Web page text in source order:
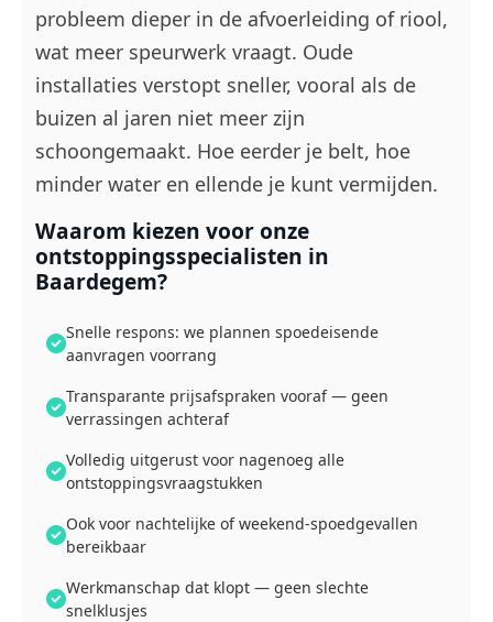
probleem dieper in de afvoerleiding of riool,
wat meer speurwerk vraagt. Oude
installaties verstopt sneller, vooral als de
buizen al jaren niet meer zijn
schoongemaakt. Hoe eerder je belt, hoe
minder water en ellende je kunt vermijden.
Waarom kiezen voor onze
ontstoppingsspecialisten in
Baardegem?
Snelle respons: we plannen spoedeisende
aanvragen voorrang
Transparante prijsafspraken vooraf — geen
verrassingen achteraf
Volledig uitgerust voor nagenoeg alle
ontstoppingsvraagstukken
Ook voor nachtelijke of weekend-spoedgevallen
bereikbaar
Werkmanschap dat klopt — geen slechte
snelklusjes